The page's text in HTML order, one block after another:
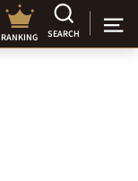
RANKING SEARCH